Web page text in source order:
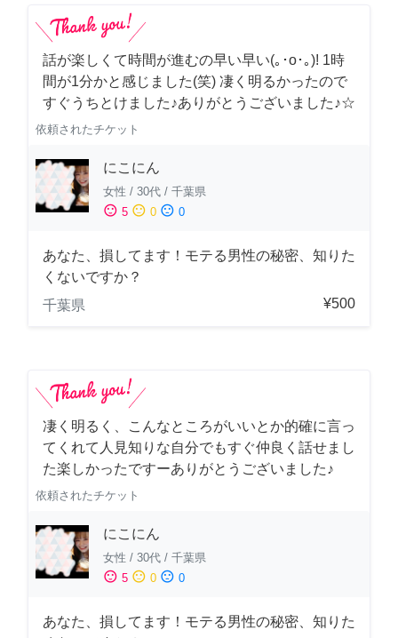
話が楽しくて時間が進むの早い早い(｡･о･｡)! 1時
間が1分かと感じました(笑) 凄く明るかったので
すぐうちとけました♪ありがとうございました♪☆
依頼されたチケット
にこにん
女性 / 30代 / 千葉県
sentiment_satisfied 5 sentiment_neutral 0 sentiment_dissatisfied 0
あなた、損してます！モテる男性の秘密、知りた
くないですか？
千葉県
¥500
凄く明るく、こんなところがいいとか的確に言っ
てくれて人見知りな自分でもすぐ仲良く話せまし
た楽しかったですーありがとうございました♪
依頼されたチケット
にこにん
女性 / 30代 / 千葉県
sentiment_satisfied 5 sentiment_neutral 0 sentiment_dissatisfied 0
あなた、損してます！モテる男性の秘密、知りた